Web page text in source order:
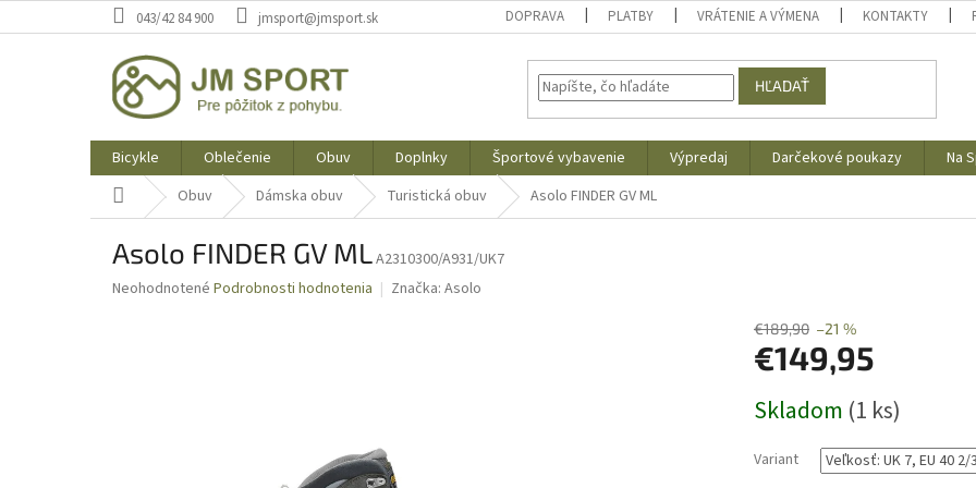
na
043/42 84 900 jmsport@jmsport.sk DOPRAVA PLATBY VRÁTENIE A VÝMENA KONTAKTY
HĽADAŤ
Bicykle Oblečenie Obuv Doplnky Športové vybavenie Výpredaj Darčekové poukazy Na
Domov Obuv Dámska obuv Turistická obuv Asolo FINDER GV ML
Asolo FINDER GV MLA2310300/A931/UK7
Priemerné
Neohodnotené Podrobnosti hodnotenia Značka: Asolo
€189,90 –21 %
€149,95
cena:
Skladom (1 ks)
Variant